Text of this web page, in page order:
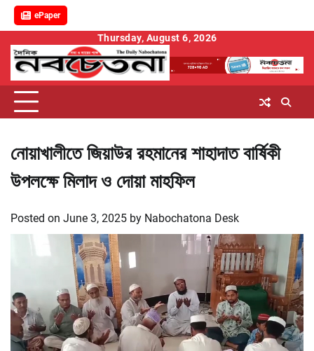
ePaper
content
Thursday, August 6, 2026
নোয়াখালীতে জিয়াউর রহমানের শাহাদাত বার্ষিকী
উপলক্ষে মিলাদ ও দোয়া মাহফিল
Posted on June 3, 2025 by Nabochatona Desk